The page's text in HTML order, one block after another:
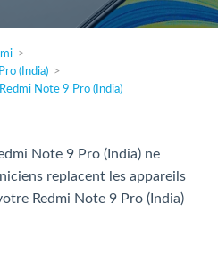
(India)
Note 9 Pro (India)
Note 9 Pro (India) ne
replacent les appareils
Redmi Note 9 Pro (India)